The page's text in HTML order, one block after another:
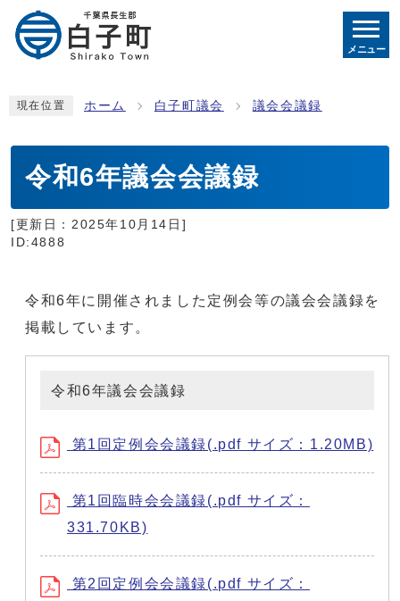
メニュー
現在位置 ホーム 白子町議会 議会会議録
令和6年議会会議録
[更新日： 2025年10月14日 ]
ID:4888
令和6年に開催されました定例会等の議会会議録を
掲載しています。
令和6年議会会議録
第1回定例会会議録(.pdf サイズ：1.20MB)
第1回臨時会会議録(.pdf サイズ：
331.70KB)
第2回定例会会議録(.pdf サイズ：